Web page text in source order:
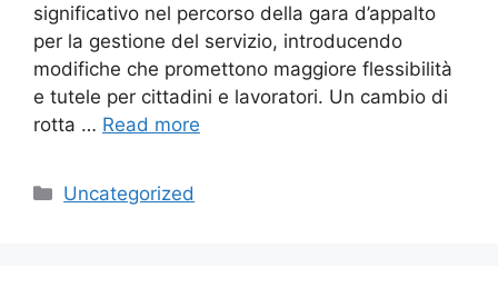
significativo nel percorso della gara d’appalto
per la gestione del servizio, introducendo
modifiche che promettono maggiore flessibilità
e tutele per cittadini e lavoratori. Un cambio di
rotta … Read more
Categories
Uncategorized